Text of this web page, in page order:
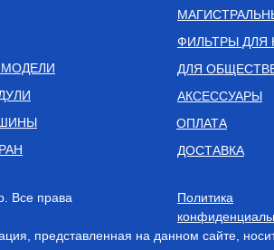
Все права
Политика
ФИЛЬТРЫ ДЛЯ
ДЛЯ
АКСЕССУАРЫ
представленная на данном сайте,
ОПЛАТА
ДОСТАВКА